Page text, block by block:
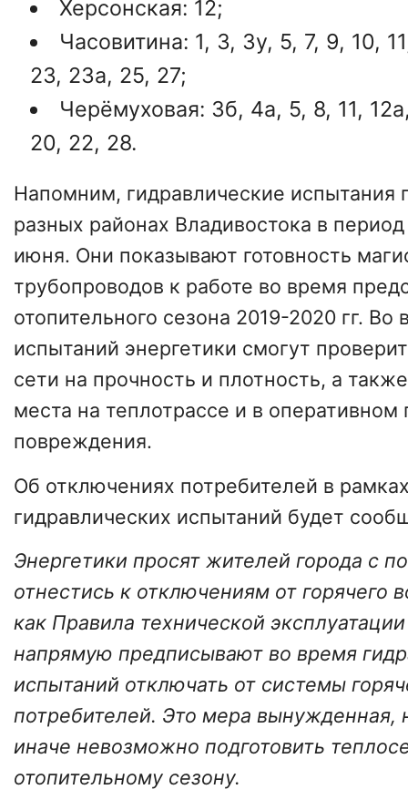
Херсонская: 12;
Часовитина: 1, 3, 3у, 5, 7, 9, 10,
23, 23а, 25, 27;
Черёмуховая: 3б, 4а, 5, 8, 11,
20, 22, 28.
Напомним, гидравлические испытания
разных районах Владивостока в
июня. Они показывают готовность
трубопроводов к работе во время
отопительного сезона 2019-2020 гг. Во
испытаний энергетики смогут
сети на прочность и плотность, а
места на теплотрассе и в оперативном
повреждения.
Об отключениях потребителей в
гидравлических испытаний будет
Энергетики просят жителей города с
отнестись к отключениям от горячего
как Правила технической
напрямую предписывают во время
испытаний отключать от системы
потребителей. Это мера вынужденная,
иначе невозможно подготовить
отопительному сезону.